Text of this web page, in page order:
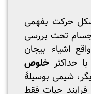
حرکت بفهمی
تحت بررسی
اشیاء بیجان
حداکثر خلوص
شیمی بوسیلۀ
فرایند حیات فقط